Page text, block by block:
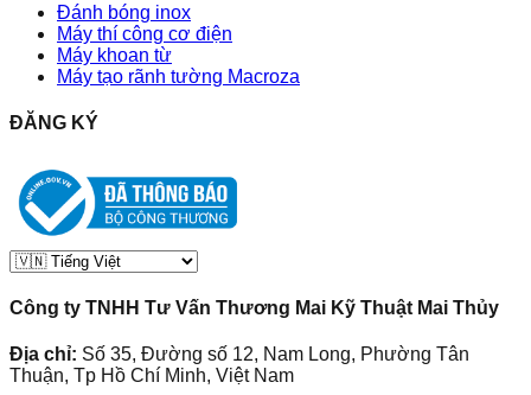
Đánh bóng inox
Máy thí công cơ điện
Máy khoan từ
Máy tạo rãnh tường Macroza
ĐĂNG KÝ
Công ty TNHH Tư Vấn Thương Mai Kỹ Thuật Mai Thủy
Địa chỉ: Số 35, Đường số 12, Nam Long, Phường Tân
Thuận, Tp Hồ Chí Minh, Việt Nam